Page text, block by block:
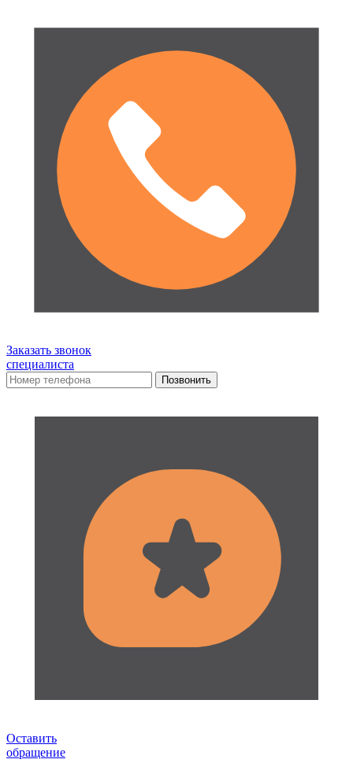
Заказать звонок
специалиста
Оставить
обращение